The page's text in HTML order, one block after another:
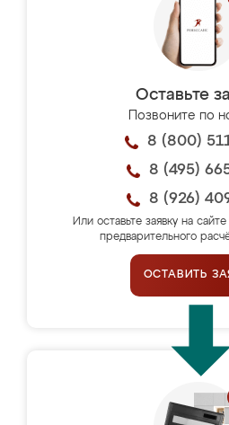
Оставьте
Позвоните по
8 (800)
8 (495)
8 (926)
Или оставьте заявку на
предварительного
ОСТАВИТЬ